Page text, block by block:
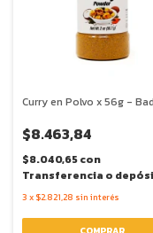
Curry en Polvo x 56g -
$8.463,84
$8.040,65con
Transferencia o
3 x $2.821,28 sin interés